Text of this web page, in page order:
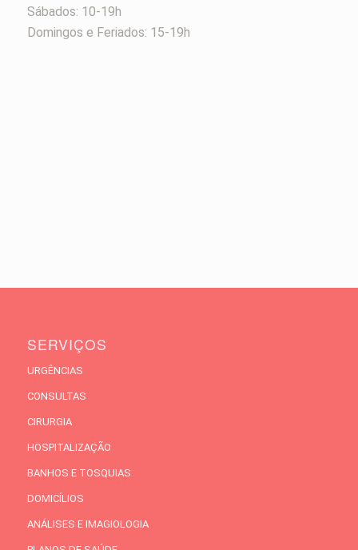
Sábados: 10-19h
Domingos e Feriados: 15-19h
SERVIÇOS
URGÊNCIAS
CONSULTAS
CIRURGIA
HOSPITALIZAÇÃO
BANHOS E TOSQUIAS
DOMICÍLIOS
ANÁLISES E IMAGIOLOGIA